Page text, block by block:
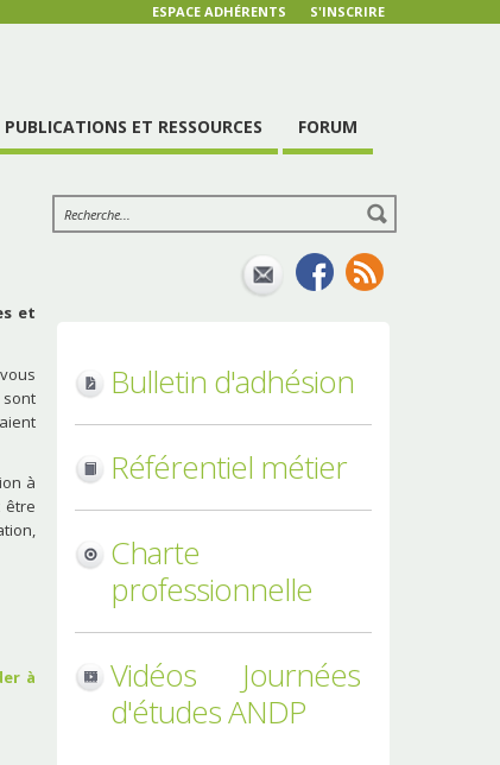
ESPACE ADHÉRENTS S'INSCRIRE
PUBLICATIONS ET RESSOURCES FORUM
et
à
être
à
Bulletin d'adhésion
Référentiel métier
Charte
professionnelle
Vidéos Journées
d'études ANDP